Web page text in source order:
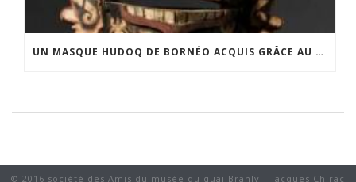
UN MASQUE HUDOQ DE BORNÉO ACQUIS GRÂCE AU SOUTIEN DU CERCLE LÉVI-STRAUSS
© 2016 société des Amis du musée du quai Branly – Jacques Chirac